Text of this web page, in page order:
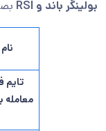
بولینگر باند و RSI
تایم
معامله